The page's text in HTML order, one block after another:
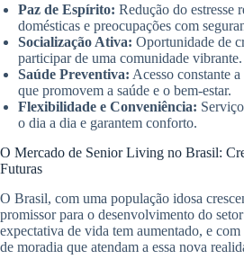
Paz de Espírito: Redução do estresse
domésticas e preocupações com
Socialização Ativa: Oportunidade de
participar de uma comunidade vibrante.
Saúde Preventiva: Acesso constante
que promovem a saúde e o bem-estar.
Flexibilidade e Conveniência:
o dia a dia e garantem conforto.
O Mercado de Senior Living no Brasil:
Futuras
O Brasil, com uma população idosa
promissor para o desenvolvimento do
expectativa de vida tem aumentado, e
de moradia que atendam a essa nova